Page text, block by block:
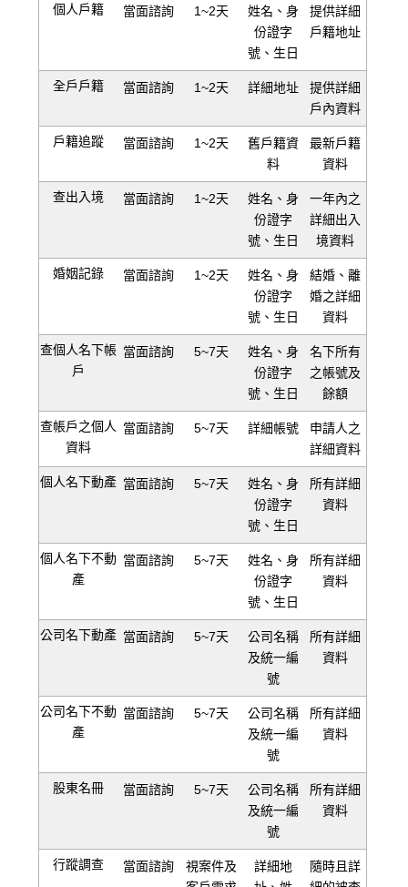
個人戶籍 當面諮詢 1~2天
姓名、身
份證字
號、生日
提供詳細
戶籍地址
全戶戶籍 當面諮詢 1~2天 詳細地址
提供詳細
戶內資料
戶籍追蹤 當面諮詢 1~2天
舊戶籍資
料
最新戶籍
資料
查出入境 當面諮詢 1~2天
姓名、身
份證字
號、生日
一年內之
詳細出入
境資料
婚姻記錄 當面諮詢 1~2天
姓名、身
份證字
號、生日
結婚、離
婚之詳細
資料
查個人名下帳
戶
當面諮詢 5~7天
姓名、身
份證字
號、生日
名下所有
之帳號及
餘額
查帳戶之個人
資料
當面諮詢 5~7天 詳細帳號
申請人之
詳細資料
個人名下動產 當面諮詢 5~7天
姓名、身
份證字
號、生日
所有詳細
資料
個人名下不動
產
當面諮詢 5~7天
姓名、身
份證字
號、生日
所有詳細
資料
公司名下動產 當面諮詢 5~7天
公司名稱
及統一編
號
所有詳細
資料
公司名下不動
產
當面諮詢 5~7天
公司名稱
及統一編
號
所有詳細
資料
股東名冊 當面諮詢 5~7天
公司名稱
及統一編
號
所有詳細
資料
行蹤調查 當面諮詢
視案件及
詳細地
隨時且詳